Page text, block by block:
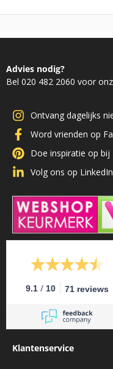
Advies nodig?
Bel 020 482 2060 voor
Ontvang dagelijks
Word vrienden op
Doe inspiratie op bij
Volg ons op LinkedIn
9.1 / 10 71 reviews
Klantenservice